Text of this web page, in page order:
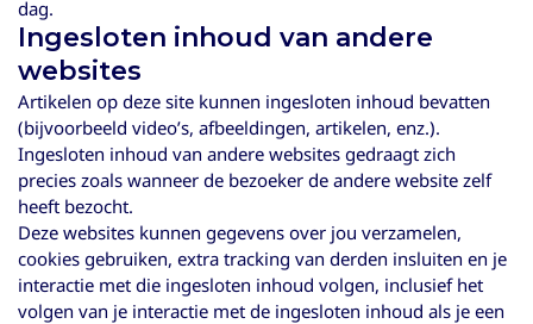
dag.
Ingesloten inhoud van andere
websites
Artikelen op deze site kunnen ingesloten inhoud bevatten
(bijvoorbeeld video’s, afbeeldingen, artikelen, enz.).
Ingesloten inhoud van andere websites gedraagt zich
precies zoals wanneer de bezoeker de andere website zelf
heeft bezocht.
Deze websites kunnen gegevens over jou verzamelen,
cookies gebruiken, extra tracking van derden insluiten en je
interactie met die ingesloten inhoud volgen, inclusief het
volgen van je interactie met de ingesloten inhoud als je een